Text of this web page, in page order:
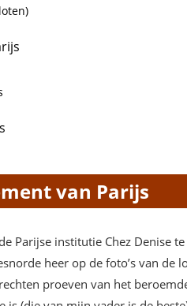
van Parijs
Parijse institutie Chez Denise te
heer op de foto’s van de
proeven van het